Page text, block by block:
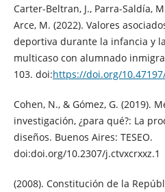
Carter-Beltran, J., Parra-Saldía,
Arce, M. (2022). Valores
deportiva durante la infancia y
multicaso con alumnado
103. doi:https://doi.org/
Cohen, N., & Gómez, G. (2019).
investigación, ¿para qué?: La
diseños. Buenos Aires: TESEO.
doi:doi.org/10.2307/j.ctvxcrxxz.1
(2008). Constitución de la